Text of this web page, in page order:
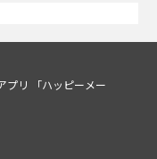
プリ 「ハッピーメー